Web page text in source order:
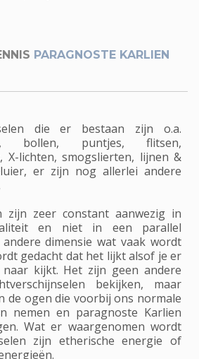
PARAGNOSTE KARLIEN
die er bestaan zijn o.a.
bollen, puntjes, flitsen,
X-lichten, smogslierten, lijnen &
er zijn nog allerlei andere
zijn zeer constant aanwezig in
en niet in een parallel
dimensie wat vaak wordt
gedacht dat het lijkt alsof je er
kijkt. Het zijn geen andere
bekijken, maar
de ogen die voorbij ons normale
nemen en paragnoste Karlien
Wat er waargenomen wordt
zijn etherische energie of